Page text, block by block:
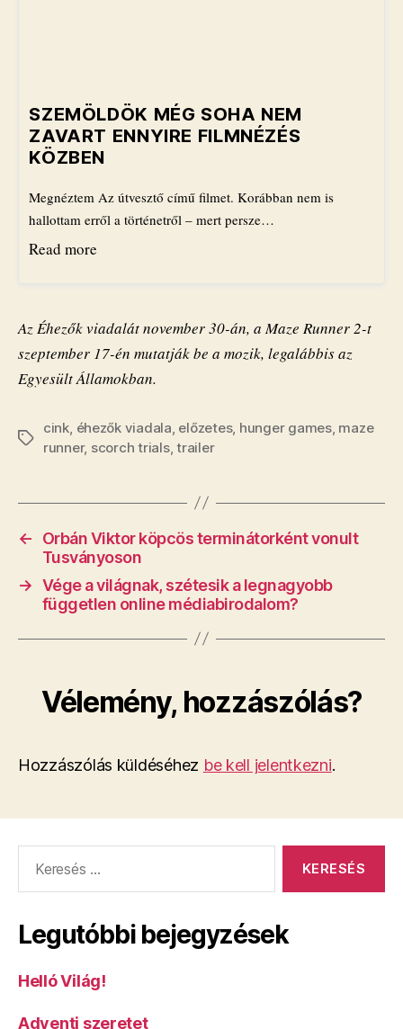
​SZEMÖLDÖK MÉG SOHA NEM
ZAVART ENNYIRE FILMNÉZÉS
KÖZBEN
Megnéztem Az útvesztő című filmet. Korábban nem is
hallottam erről a történetről – mert persze…
Read more
Az Éhezők viadalát november 30-án, a Maze Runner 2-t
szeptember 17-én mutatják be a mozik, legalábbis az
Egyesült Államokban.
Címkék
cink éhezők viadala előzetes, hunger games, maze
runner, scorch trials,trailer
←
Orbán Viktor köpcös terminátorként vonult
Tusványoson
→ Vége a világnak, szétesik a legnagyobb
független online médiabirodalom?
Vélemény, hozzászólás?
Hozzászólás küldéséhez be kell jelentkezni.
Legutóbbi bejegyzések
Helló Világ!
Adventi szeretet